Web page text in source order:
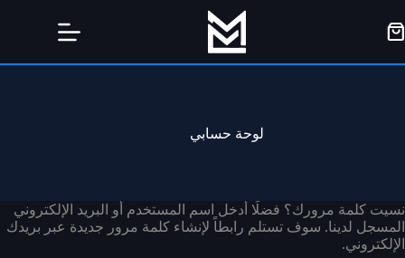
إلى
المحتوى
عربة
لوحة حسابي
نسيت كلمة مرورك؟ فضلًا أدخل اسم المستخدم أو البريد الإلكتروني
المسجل لدينا. سوف تستلم رابطاً لإنشاء كلمة مرور جديدة عبر بريدك
الإلكتروني.